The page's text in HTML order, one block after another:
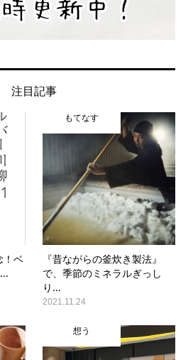
注目記事
！ベ
もてなす
『昔ながらの釜炊き製法』
で、季節のミネラルぎっし
り...
2021.11.24
想う